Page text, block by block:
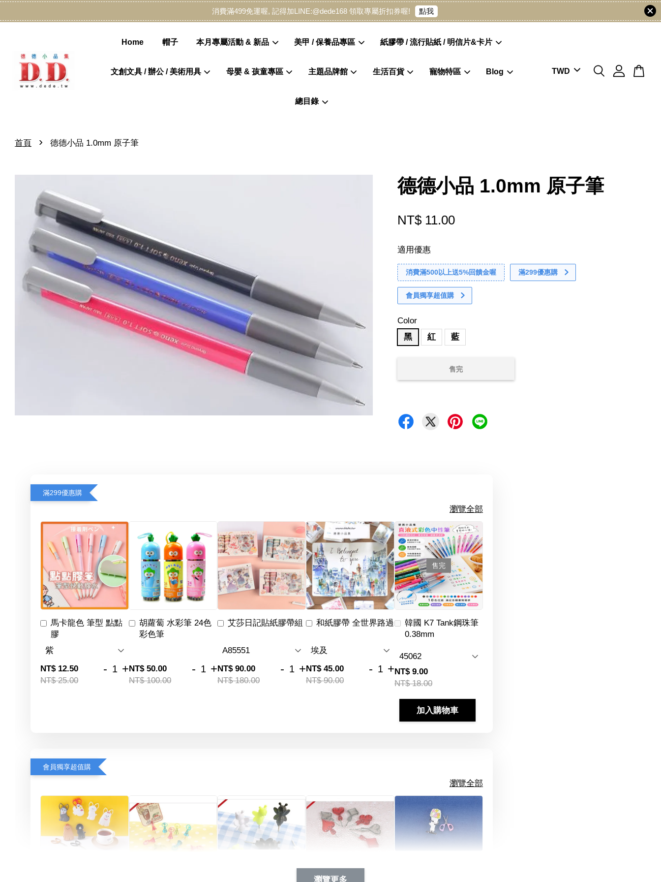
消費滿499免運喔, 記得加LINE:@dede168 領取專屬折扣券喔! 點我
Home 帽子 本月專屬活動 & 新品 美甲 / 保養品專區 紙膠帶 / 流行貼紙 / 明信片&卡片
文創文具 / 辦公 / 美術用具 母嬰 & 孩童專區 主題品牌館 生活百貨 寵物特區 Blog
總目錄
首頁 › 德德小品 1.0mm 原子筆
德德小品 1.0mm 原子筆
NT$ 11.00
適用優惠
消費滿500以上送5%回饋金喔 滿299優惠購
會員獨享超值購
Color
黑
紅 藍
售完
滿299優惠購
瀏覽全部
馬卡龍色 筆型 點點
膠
NT$ 12.50
NT$ 25.00
- +
胡蘿蔔 水彩筆 24色
彩色筆
NT$ 50.00
NT$ 100.00
- +
艾莎日記貼紙膠帶組
NT$ 90.00
NT$ 180.00
- +
和紙膠帶 全世界路過
NT$ 45.00
NT$ 90.00
- +
售完
韓國 K7 Tank鋼珠筆
0.38mm
NT$ 9.00
NT$ 18.00
加入購物車
會員獨享超值購
瀏覽全部
Artsign 撲克牌 圖釘
瀏覽更多